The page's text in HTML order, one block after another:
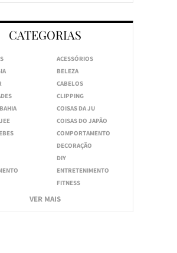
CATEGORIAS
ACESSÓRIOS
BELEZA
CABELOS
CLIPPING
COISAS DA JU
COISAS DO JAPÃO
COMPORTAMENTO
DECORAÇÃO
DIY
ENTRETENIMENTO
FITNESS
VER MAIS